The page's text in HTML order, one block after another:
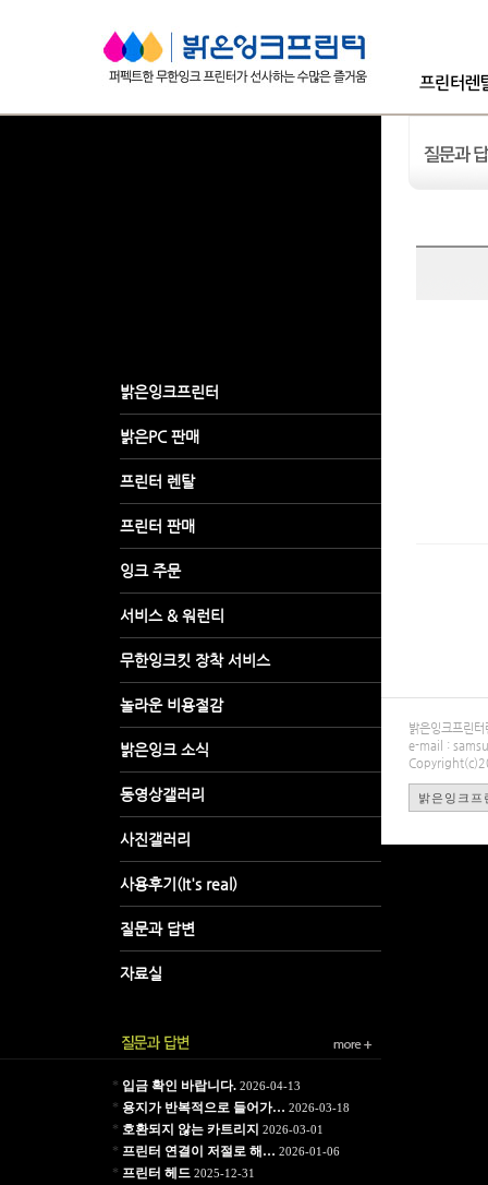
* 입금 확인 바랍니다.2026-04-13
* 용지가 반복적으로 들어가… 2026-03-18
* 호환되지 않는 카트리지 2026-03-01
* 프린터 연결이 저절로 해… 2026-01-06
* 프린터 헤드 2025-12-31
밝은잉크프
e-mail :
밝은잉크프